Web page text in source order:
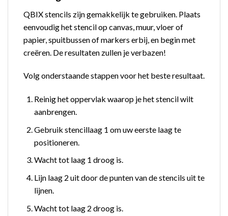
QBIX stencils zijn gemakkelijk te gebruiken. Plaats
eenvoudig het stencil op canvas, muur, vloer of
papier, spuitbussen of markers erbij, en begin met
creëren. De resultaten zullen je verbazen!
Volg onderstaande stappen voor het beste resultaat.
Reinig het oppervlak waarop je het stencil wilt
aanbrengen.
Gebruik stencillaag 1 om uw eerste laag te
positioneren.
Wacht tot laag 1 droog is.
Lijn laag 2 uit door de punten van de stencils uit te
lijnen.
Wacht tot laag 2 droog is.